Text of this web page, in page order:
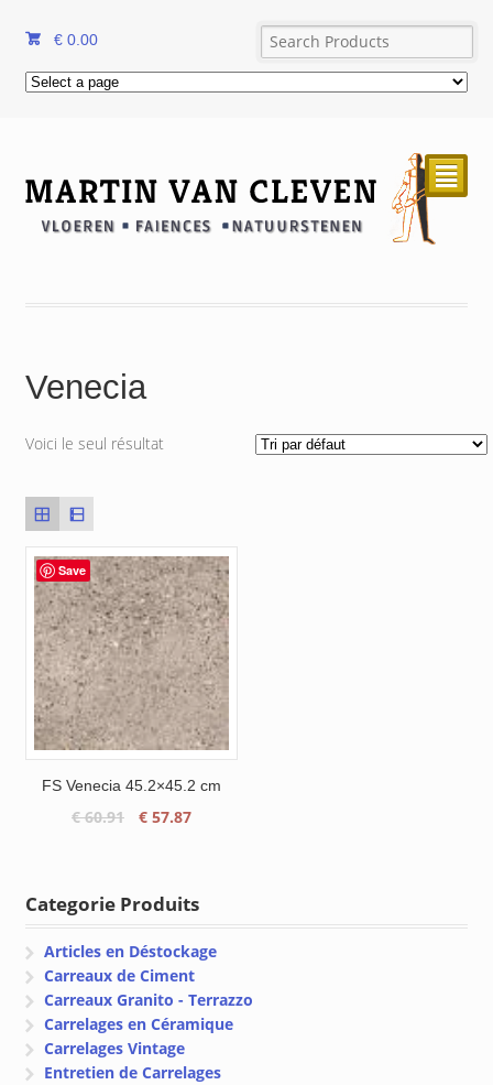
€ 0.00
²
Venecia
Voici le seul résultat
Save
FS Venecia 45.2×45.2 cm
€60.91
Le
€ 60.91.
€57.87Le
€ 57.87.
Categorie Produits
Articles en Déstockage
Carreaux de Ciment
Carreaux Granito - Terrazzo
Carrelages en Céramique
Carrelages Vintage
Entretien de Carrelages